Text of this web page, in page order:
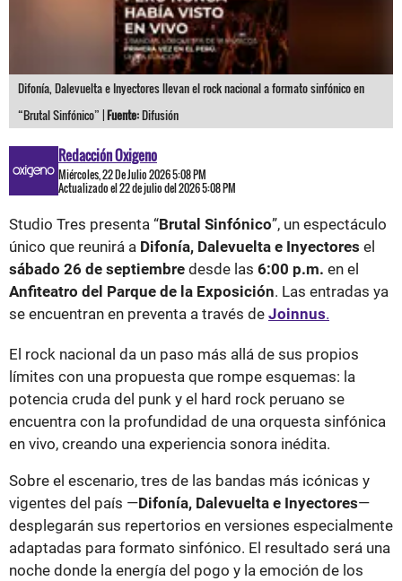
Difonía, Dalevuelta e Inyectores llevan el rock nacional a formato sinfónico en
“Brutal Sinfónico” |Fuente:Difusión
Redacción Oxigeno
Miércoles, 22 De Julio 2026 5:08 PM
Actualizado el 22 de julio del 2026 5:08 PM
Studio Tres presenta “Brutal Sinfónico”, un espectáculo
único que reunirá a Difonía, Dalevuelta e Inyectores el
sábado 26 de septiembre desde las 6:00 p.m. en el
Anfiteatro del Parque de la Exposición. Las entradas ya
se encuentran en preventa a través de Joinnus.
El rock nacional da un paso más allá de sus propios
límites con una propuesta que rompe esquemas: la
potencia cruda del punk y el hard rock peruano se
encuentra con la profundidad de una orquesta sinfónica
en vivo, creando una experiencia sonora inédita.
Sobre el escenario, tres de las bandas más icónicas y
vigentes del país —Difonía, Dalevuelta e Inyectores—
desplegarán sus repertorios en versiones especialmente
adaptadas para formato sinfónico. El resultado será una
noche donde la energía del pogo y la emoción de los